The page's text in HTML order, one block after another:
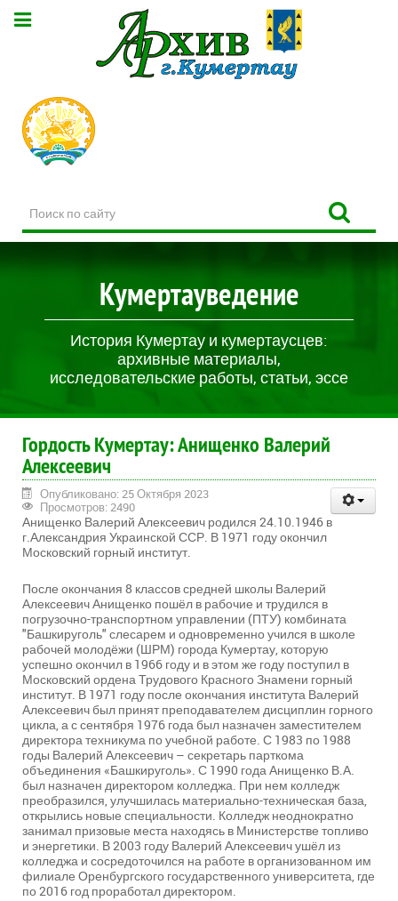
по
сайту
Кумертауведение
История Кумертау и кумертаусцев:
архивные материалы,
исследовательские работы, статьи, эссе
Гордость Кумертау: Анищенко Валерий
Алексеевич
Опубликовано: 25 Октября 2023
Просмотров: 2490
Анищенко Валерий Алексеевич родился 24.10.1946 в
г.Александрия Украинской ССР. В 1971 году окончил
Московский горный институт.
После окончания 8 классов средней школы Валерий
Алексеевич Анищенко пошёл в рабочие и трудился в
погрузочно-транспортном управлении (ПТУ) комбината
"Башкируголь" слесарем и одновременно учился в школе
рабочей молодёжи (ШРМ) города Кумертау, которую
успешно окончил в 1966 году и в этом же году поступил в
Московский ордена Трудового Красного Знамени горный
институт. В 1971 году после окончания института Валерий
Алексеевич был принят преподавателем дисциплин горного
цикла, а с сентября 1976 года был назначен заместителем
директора техникума по учебной работе. С 1983 по 1988
годы Валерий Алексеевич – секретарь парткома
объединения «Башкируголь». С 1990 года Анищенко В.А.
был назначен директором колледжа. При нем колледж
преобразился, улучшилась материально-техническая база,
открылись новые специальности. Колледж неоднократно
занимал призовые места находясь в Министерстве топливо
и энергетики. В 2003 году Валерий Алексеевич ушёл из
колледжа и сосредоточился на работе в организованном им
филиале Оренбургского государственного университета, где
по 2016 год проработал директором.